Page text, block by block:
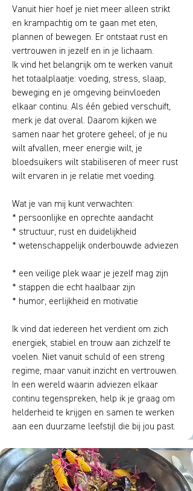
Vanuit hier hoef je niet meer alleen strikt
en krampachtig om te gaan met eten,
plannen of bewegen. Er ontstaat rust en
vertrouwen in jezelf en in je lichaam.
Ik vind het belangrijk om te werken vanuit
het totaalplaatje: voeding, stress, slaap,
beweging en je omgeving beïnvloeden
elkaar continu. Als één gebied verschuift,
merk je dat overal. Daarom kijken we
samen naar het grotere geheel; of je nu
wilt afvallen, meer energie wilt, je
bloedsuikers wilt stabiliseren of meer rust
wilt ervaren in je relatie met voeding.
Wat je van mij kunt verwachten:
* persoonlijke en oprechte aandacht
* structuur, rust en duidelijkheid
* wetenschappelijk onderbouwde adviezen
* een veilige plek waar je jezelf mag zijn
* stappen die echt haalbaar zijn
* humor, eerlijkheid en motivatie
Ik vind dat iedereen het verdient om zich
energiek, stabiel en trouw aan zichzelf te
voelen. Niet vanuit schuld of een streng
regime, maar vanuit inzicht en vertrouwen.
In een wereld waarin adviezen elkaar
continu tegenspreken, help ik je graag om
helderheid te krijgen en samen te werken
aan een duurzame leefstijl die bij jou past.